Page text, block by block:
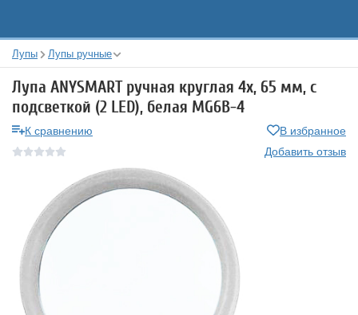
Лупы Лупы ручные
Лупа ANYSMART ручная круглая 4х, 65 мм, с
подсветкой (2 LED), белая MG6B-4
К сравнению
В избранное
Добавить отзыв